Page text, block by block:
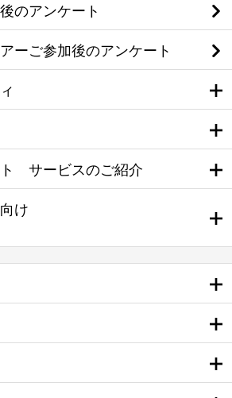
のアンケート
ーご参加後のアンケート
サービスのご紹介
け